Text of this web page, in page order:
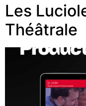
Les
Théâtrale